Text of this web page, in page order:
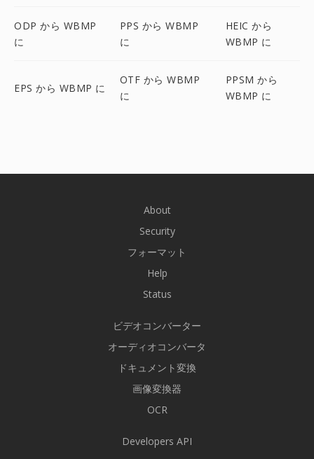
ODP から WBMP
に
PPS から WBMP
に
HEIC から
WBMP に
EPS から WBMP に
OTF から WBMP
に
PPSM から
WBMP に
About
Security
フォーマット
Help
Status
ビデオコンバーター
オーディオコンバータ
ドキュメント変換
画像変換器
OCR
Developers API